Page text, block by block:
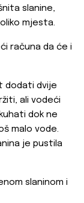
slanine,
mjesta.
računa da će i
dodati dvije
ali vodeći
dok ne
malo vode.
je pustila
slaninom i